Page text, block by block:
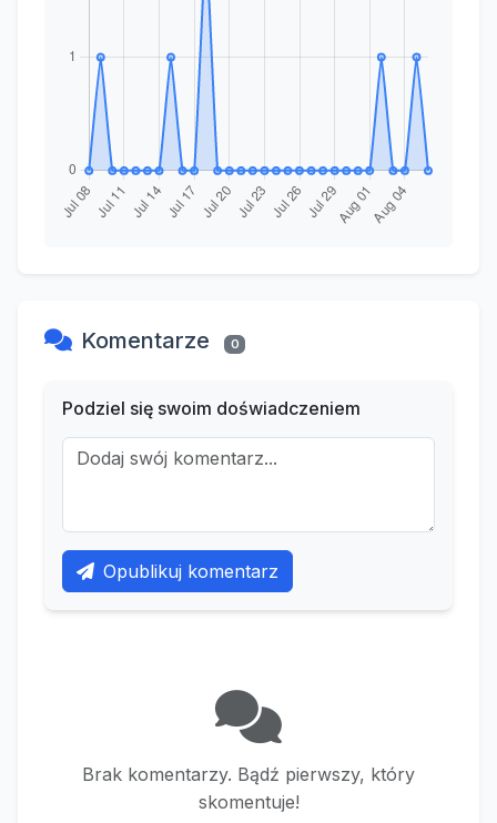
Komentarze 0
Podziel się swoim doświadczeniem
Opublikuj komentarz
Brak komentarzy. Bądź pierwszy, który
skomentuje!